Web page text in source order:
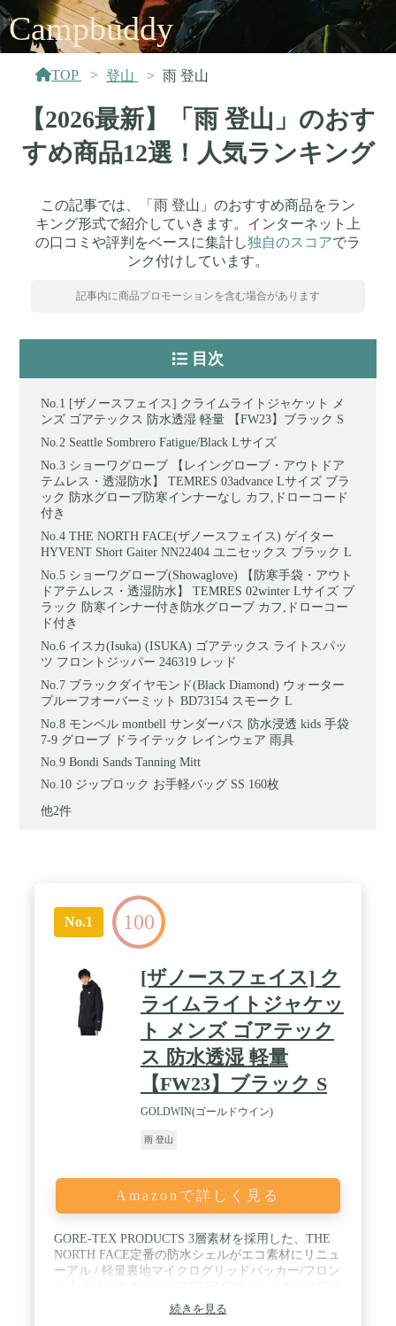
Campbuddy
TOP 登山 雨 登山
【2026最新】「雨 登山」のおす
すめ商品12選！人気ランキング
この記事では、「雨 登山」のおすすめ商品をラン
キング形式で紹介していきます。インターネット上
の口コミや評判をベースに集計し独自のスコアでラ
ンク付けしています。
記事内に商品プロモーションを含む場合があります
目次
[ザノースフェイス] クライムライトジャケット メ
ンズ ゴアテックス 防水透湿 軽量 【FW23】ブラック S
Seattle Sombrero Fatigue/Black Lサイズ
ショーワグローブ 【レイングローブ・アウトドア
テムレス・透湿防水】 TEMRES 03advance Lサイズ ブラ
ック 防水グローブ防寒インナーなし カフ,ドローコード
付き
THE NORTH FACE(ザノースフェイス) ゲイター
HYVENT Short Gaiter NN22404 ユニセックス ブラック L
ショーワグローブ(Showaglove) 【防寒手袋・アウト
ドアテムレス・透湿防水】 TEMRES 02winter Lサイズ ブ
ラック 防寒インナー付き防水グローブ カフ,ドローコー
ド付き
イスカ(Isuka) (ISUKA) ゴアテックス ライトスパッ
ツ フロントジッパー 246319 レッド
ブラックダイヤモンド(Black Diamond) ウォーター
プルーフオーバーミット BD73154 スモーク L
モンベル montbell サンダーパス 防水浸透 kids 手袋
7-9 グローブ ドライテック レインウェア 雨具
Bondi Sands Tanning Mitt
ジップロック お手軽バッグ SS 160枚
他2件
No.1 100
[ザノースフェイス] ク
ライムライトジャケッ
ト メンズ ゴアテック
ス 防水透湿 軽量
【FW23】ブラック S
GOLDWIN(ゴールドウイン)
雨 登山
Amazonで詳しく見る
GORE-TEX PRODUCTS 3層素材を採用した、THE
NORTH FACE定番の防水シェルがエコ素材にリニュ
ーアル / 軽量裏地マイクログリッドバッカー/フロン
可能なスタッフサックが付属。パックに収納しての
運搬も容易。 / ワンハンドアジャスター対応フーデ
続きを見る